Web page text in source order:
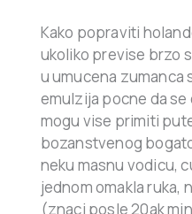
Kako popraviti
ukoliko previse brzo
u umucena zumanca
emulzija pocne da se
mogu vise primiti
bozanstvenog
neku masnu vodicu,
jednom omakla ruka,
(znaci posle 20ak